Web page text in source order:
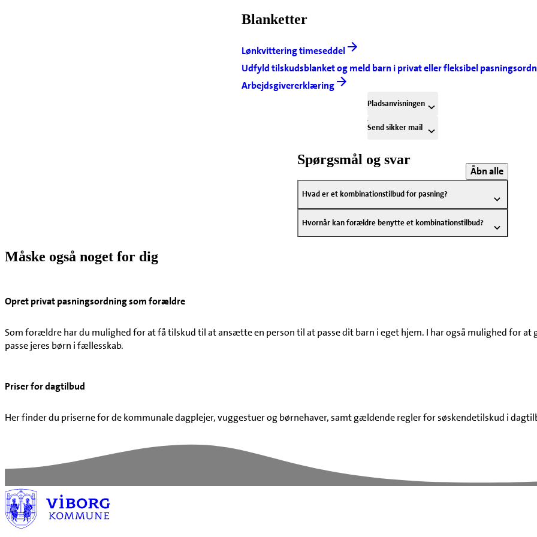
Blanketter
Lønkvittering timeseddel
Udfyld tilskudsblanket og meld barn i privat eller fleksibel
Arbejdsgivererklæring
Pladsanvisningen
Send sikker mail
Spørgsmål og svar
Åbn alle
Hvad er et kombinationstilbud for pasning?
Hvornår kan forældre benytte et kombinationstilbud?
Måske også noget for dig
Opret privat pasningsordning som forældre
Som forældre har du mulighed for at få tilskud til at ansætte en person til at passe dit barn i eget hjem. I har også mulighed for
passe jeres børn i fællesskab.
Priser for dagtilbud
Her finder du priserne for de kommunale dagplejer, vuggestuer og børnehaver, samt gældende regler for søskendetilskud i